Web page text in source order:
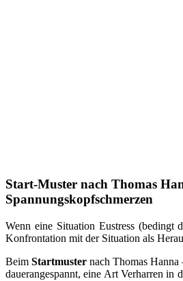
Start-Muster nach Thomas
Spannungskopfschmerzen
Wenn eine Situation Eustress (bedingt
Konfrontation mit der Situation als
Beim Startmuster nach Thomas
dauerangespannt, eine Art Verharren in